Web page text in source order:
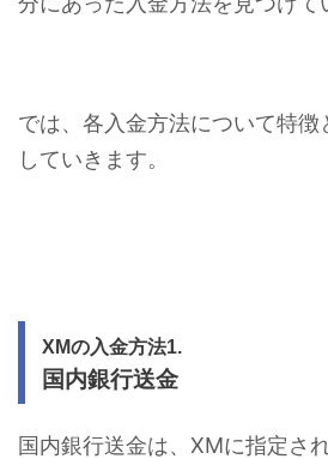
では、各入金方法について特徴
していきます。
XMの入金方法1.
国内銀行送金
国内銀行送金は、XMに指定さ